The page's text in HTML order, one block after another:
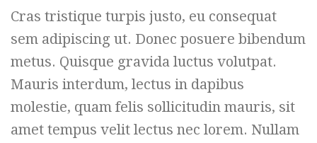
Cras tristique turpis justo, eu consequat
sem adipiscing ut. Donec posuere bibendum
metus. Quisque gravida luctus volutpat.
Mauris interdum, lectus in dapibus
molestie, quam felis sollicitudin mauris, sit
amet tempus velit lectus nec lorem. Nullam